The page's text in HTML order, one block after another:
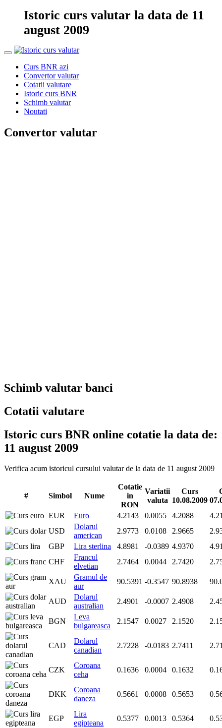
Istoric curs valutar la data de 11
august 2009
Curs BNR azi
Convertor valutar
Cotatii valutare
Istoric curs BNR
Schimb valutar
Noutati
Convertor valutar
Schimb valutar banci
Cotatii valutare
Istoric curs BNR online cotatie la data de:
11 august 2009
Verifica acum istoricul cursului valutar de la data de 11 august 2009
# Simbol Nume
Cotatie
in
RON
Variatii
valuta
Curs
10.08.2009
EUR
Euro 4.2143 0.0055 4.2088
USD
Dolarul
american
2.9773 0.0108 2.9665
GBP
Lira sterlina 4.8981 -0.0389 4.9370
CHF
Francul
elvetian
2.7464 0.0044 2.7420
XAU
Gramul de
aur
90.5391 -0.3547 90.8938
AUD
Dolarul
australian
2.4901 -0.0007 2.4908
BGN
Leva
bulgareasca
2.1547 0.0027 2.1520
CAD
Dolarul
canadian
2.7228 -0.0183 2.7411
CZK
Coroana
ceha
0.1636 0.0004 0.1632
DKK
Coroana
daneza
0.5661 0.0008 0.5653
EGP
Lira
egipteana
0.5377 0.0013 0.5364